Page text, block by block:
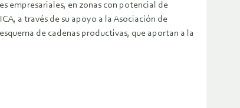
empresariales, en zonas con potencial de
a través de su apoyo a la Asociación de
de cadenas productivas, que aportan a la